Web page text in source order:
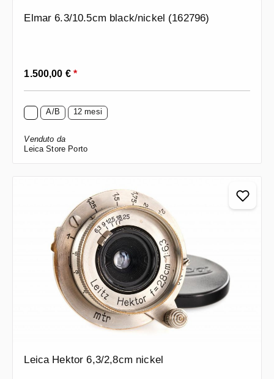
Elmar 6.3/10.5cm black/nickel (162796)
Prezzo normale:
1.500,00 €*
A/B 12 mesi
Venduto da
Leica Store Porto
Leica Hektor 6,3/2,8cm nickel